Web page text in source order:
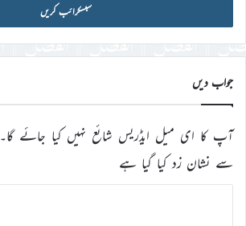
ڈی
درج
کریں
جواب دیں
آپ کا ای میل ایڈریس شائع نہیں کیا جائے گا۔
سے نشان زد کیا گیا ہے